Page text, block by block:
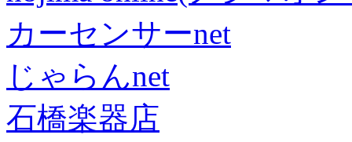
カーセンサーnet
じゃらんnet
石橋楽器店